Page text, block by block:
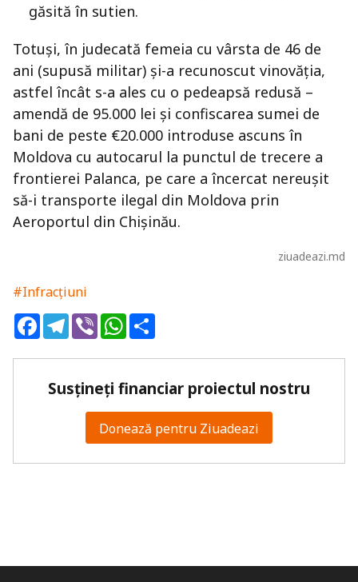
găsită în sutien.
Totuși, în judecată femeia cu vârsta de 46 de
ani (supusă militar) și-a recunoscut vinovăția,
astfel încât s-a ales cu o pedeapsă redusă –
amendă de 95.000 lei și confiscarea sumei de
bani de peste €20.000 introduse ascuns în
Moldova cu autocarul la punctul de trecere a
frontierei Palanca, pe care a încercat nereușit
să-i transporte ilegal din Moldova prin
Aeroportul din Chișinău.
ziuadeazi.md
#Infracțiuni
FacebookTelegram
ViberWhatsApp
Susțineți financiar proiectul nostru
Donează pentru Ziuadeazi